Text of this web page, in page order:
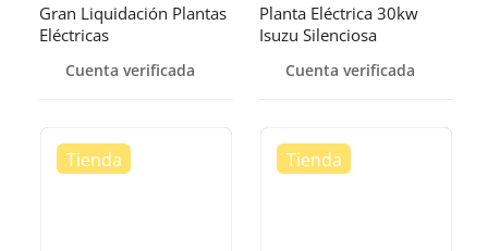
Gran Liquidación Plantas
Eléctricas
Cuenta verificada
Planta Eléctrica 30kw
Isuzu Silenciosa
Cuenta verificada